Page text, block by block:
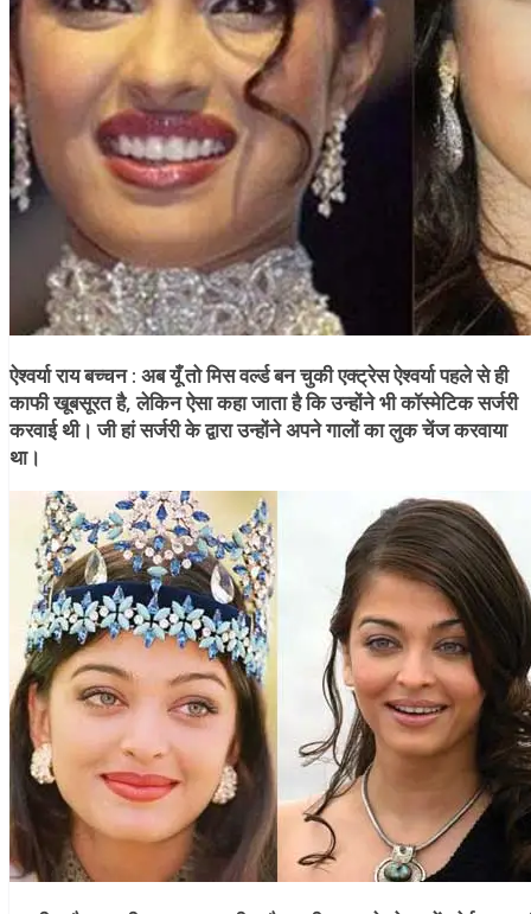
ऐश्वर्या राय बच्चन : अब यूँ तो मिस वर्ल्ड बन चुकी एक्ट्रेस ऐश्वर्या पहले से ही
काफी खूबसूरत है, लेकिन ऐसा कहा जाता है कि उन्होंने भी कॉस्मेटिक सर्जरी
करवाई थी। जी हां सर्जरी के द्वारा उन्होंने अपने गालों का लुक चेंज करवाया
था।